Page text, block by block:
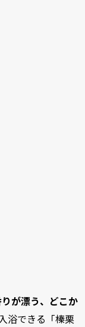
が漂う、どこか
浴できる「榛栗